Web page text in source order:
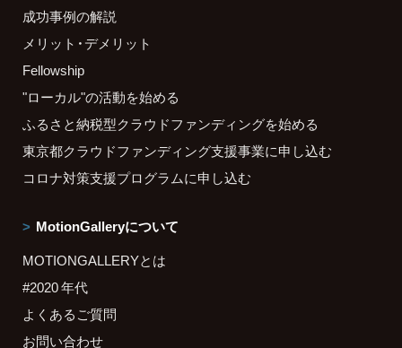
成功事例の解説
メリット・デメリット
Fellowship
"ローカル"の活動を始める
ふるさと納税型クラウドファンディングを始める
東京都クラウドファンディング支援事業に申し込む
コロナ対策支援プログラムに申し込む
MotionGalleryについて
MOTIONGALLERYとは
#2020 年代
よくあるご質問
お問い合わせ